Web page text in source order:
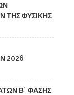
ΤΗΣ ΦΥΣΙΚΗΣ
2026
Β΄ ΦΑΣΗΣ